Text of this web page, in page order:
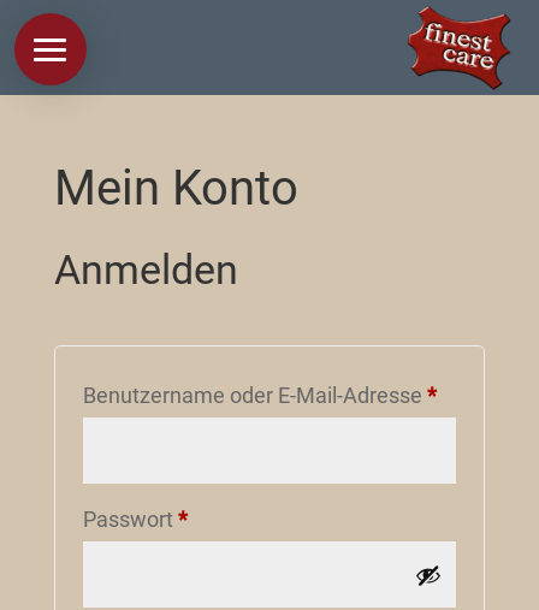
Mein Konto
Anmelden
Benutzername oder E-Mail-Adresse *
Passwort*Erforderlich